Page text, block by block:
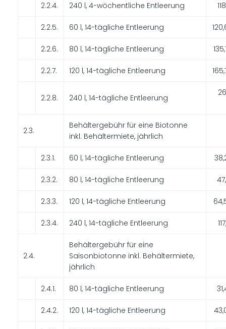
2.2.4. 240 l, 4-wöchentliche Entleerung
2.2.5. 60 l, 14-tägliche Entleerung
2.2.6. 80 l, 14-tägliche Entleerung
2.2.7. 120 l, 14-tägliche Entleerung
2.2.8. 240 l, 14-tägliche Entleerung
2.3.
Behältergebühr für eine Biotonne
inkl. Behältermiete, jährlich
2.3.1. 60 l, 14-tägliche Entleerung
2.3.2. 80 l, 14-tägliche Entleerung
2.3.3. 120 l, 14-tägliche Entleerung
2.3.4. 240 l, 14-tägliche Entleerung
2.4.
Behältergebühr für eine
Saisonbiotonne inkl. Behältermiete,
jährlich
2.4.1. 80 l, 14-tägliche Entleerung
2.4.2. 120 l, 14-tägliche Entleerung